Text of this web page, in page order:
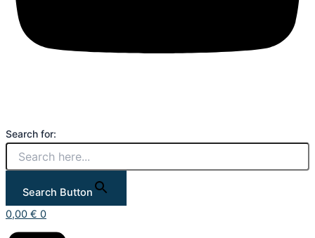
Search for:
Search Button
0,00 € 0